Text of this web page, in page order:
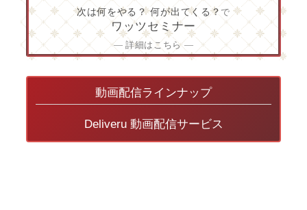
次は何をやる？ 何が出てくる？ で
ワッツセミナー
― 詳細はこちら ―
動画配信ラインナップ
Deliveru 動画配信サービス